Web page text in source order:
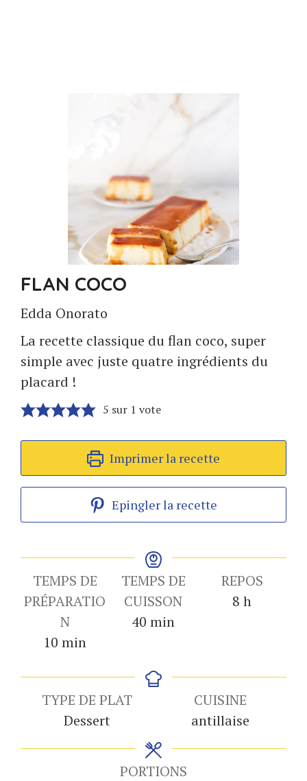
FLAN COCO
Edda Onorato
La recette classique du flan coco, super
simple avec juste quatre ingrédients du
placard !
5 sur 1 vote
Imprimer la recette
Epingler la recette
TEMPS DE
PRÉPARATIO
N
10 minutes
min
TEMPS DE
CUISSON
40 minutes
min
REPOS
8 heures
h
TYPE DE PLAT
Dessert
CUISINE
antillaise
PORTIONS